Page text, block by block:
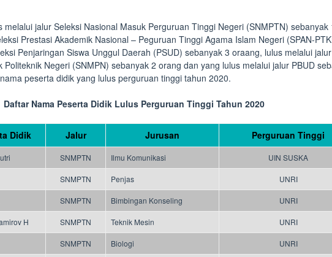
melalui jalur Seleksi Nasional Masuk Perguruan Tinggi Negeri (SNMPTN) sebanyak
Prestasi Akademik Nasional – Peguruan Tinggi Agama Islam Negeri (SPAN-
Penjaringan Siswa Unggul Daerah (PSUD) sebanyak 3 oraang, lulus melalui jalur
Politeknik Negeri (SNMPN) sebanyak 2 orang dan yang lulus melalui jalur PBUD
peserta didik yang lulus perguruan tinggi tahun 2020.
Daftar Nama Peserta Didik Lulus Perguruan Tinggi Tahun 2020
Didik Jalur Jurusan Perguruan Tinggi
SNMPTN Ilmu Komunikasi UIN SUSKA
SNMPTN Penjas UNRI
SNMPTN Bimbingan Konseling UNRI
H SNMPTN Teknik Mesin UNRI
SNMPTN Biologi UNRI